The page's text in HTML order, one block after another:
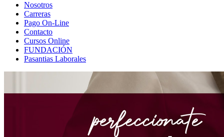
Nosotros
Carreras
Pago On-Line
Contacto
Cursos Online
FUNDACIÓN
Pasantias Laborales